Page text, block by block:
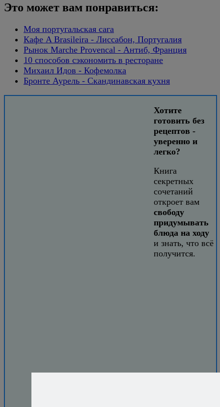
Это может вам понравиться:
Моя португальская сага
Кафе A Brasileira - Лиссабон, Португалия
Рынок Marche Provencal - Антиб, Франция
10 способов сэкономить в ресторане
Михаил Идов - Кофемолка
Бронте Аурель - Скандинавская кухня
Хотите
готовить без
рецептов -
уверенно и
легко?
Книга
секретных
сочетаний
откроет вам
свободу
придумывать
блюда на ходу
и знать, что всё
получится.